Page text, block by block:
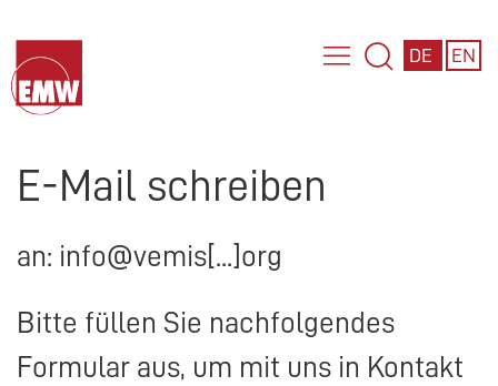
DE EN
E-Mail schreiben
an: info@vemis[...]org
Bitte füllen Sie nachfolgendes
Formular aus, um mit uns in Kontakt